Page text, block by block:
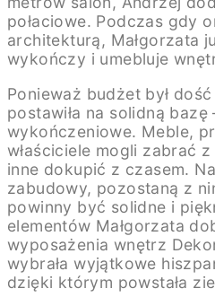
połaciowe. Podczas gdy
architekturą, Małgorzata
wykończy i umebluje
Ponieważ budżet był
postawiła na solidną bazę
wykończeniowe. Meble,
właściciele mogli zabrać
inne dokupić z czasem.
zabudowy, pozostaną z
powinny być solidne i
elementów Małgorzata
wyposażenia wnętrz
wybrała wyjątkowe
dzięki którym powstała